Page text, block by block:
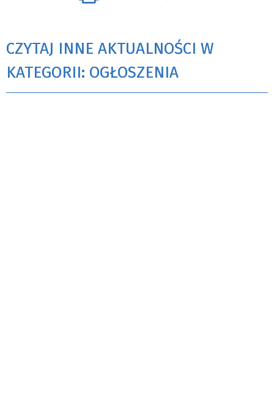
CZYTAJ INNE AKTUALNOŚCI W
KATEGORII: OGŁOSZENIA